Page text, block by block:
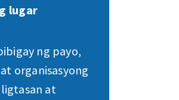
lugar
ng payo,
organisasyong
at